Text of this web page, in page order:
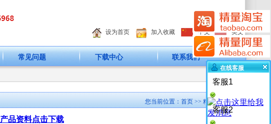
设为首页 加入收藏 中文 英文
常见问题 下载中心 联系我们
您当前位置： 首页 >> 精量产品
产品资料点击下载
在线客服
客服1
客服2